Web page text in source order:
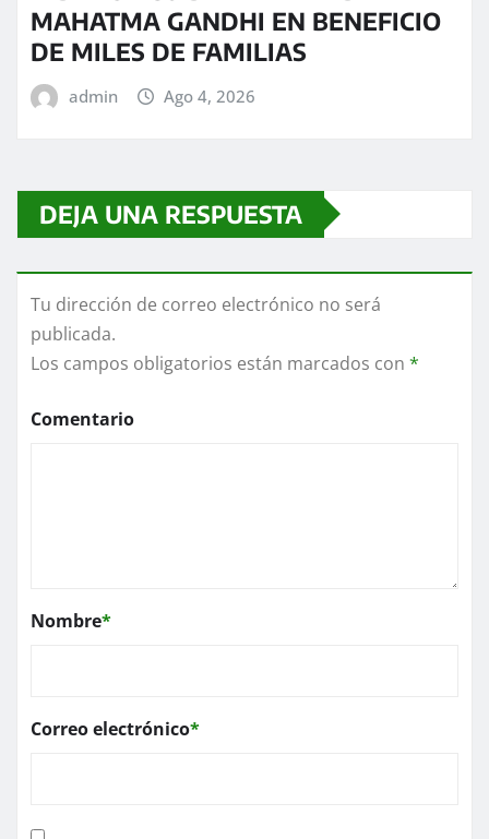
MAHATMA GANDHI EN BENEFICIO
DE MILES DE FAMILIAS
admin Ago 4, 2026
DEJA UNA RESPUESTA
Tu dirección de correo electrónico no será
publicada.
Los campos obligatorios están marcados con *
Comentario
Nombre*
Correo electrónico*